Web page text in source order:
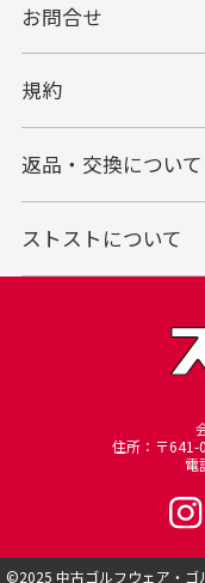
お問合せ
規約
返品・交換について
ストストについて
住所：〒641-
電
©︎2025 中古ゴルフウェア・